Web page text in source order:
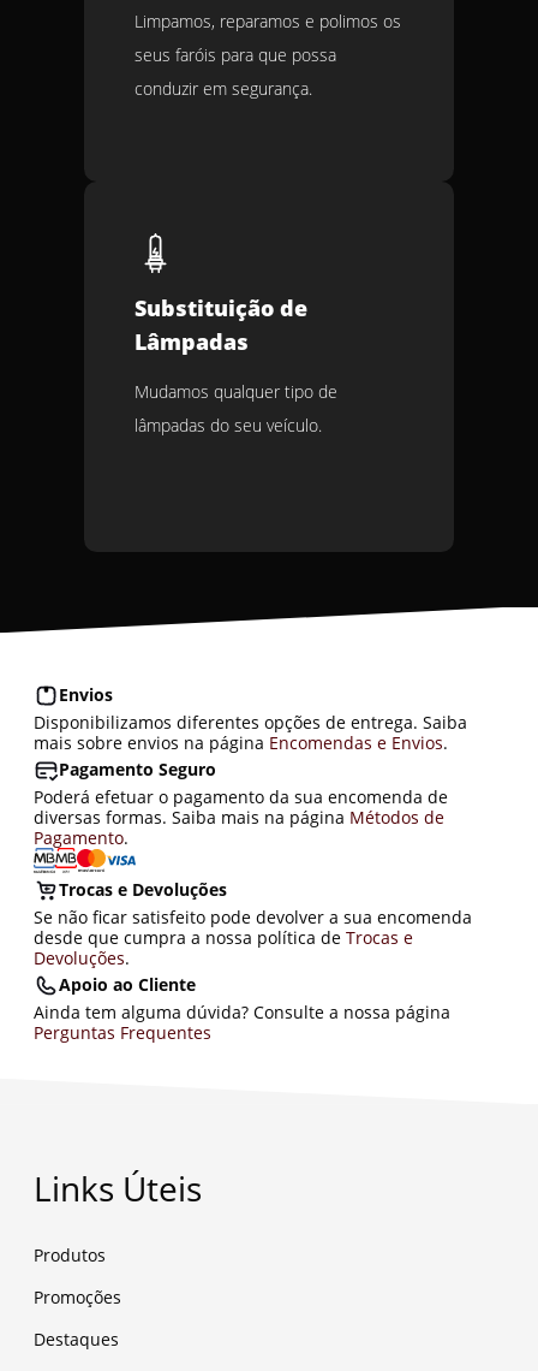
Limpamos, reparamos e polimos os
seus faróis para que possa
conduzir em segurança.
Substituição de
Lâmpadas
Mudamos qualquer tipo de
lâmpadas do seu veículo.
Envios
Disponibilizamos diferentes opções de entrega. Saiba
mais sobre envios na página Encomendas e Envios.
Pagamento Seguro
Poderá efetuar o pagamento da sua encomenda de
diversas formas. Saiba mais na página Métodos de
Pagamento.
Trocas e Devoluções
Se não ficar satisfeito pode devolver a sua encomenda
desde que cumpra a nossa política de Trocas e
Devoluções.
Apoio ao Cliente
Ainda tem alguma dúvida? Consulte a nossa página
Perguntas Frequentes
Links Úteis
Produtos
Promoções
Destaques